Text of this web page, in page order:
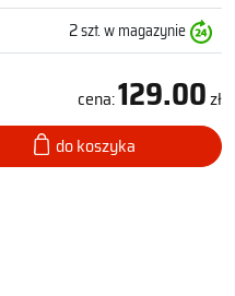
2szt. w magazynie
cena:129.00zł
do koszyka